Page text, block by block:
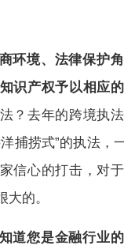
环境、法律保护
识产权予以相应
？去年的跨境执
捕捞式”的执法，
信心的打击，对
大的。
道您是金融行业